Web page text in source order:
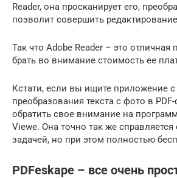
Reader, она просканирует его,
позволит совершить редактирование
Так что Adobe Reader – это отличная
брать во внимание стоимость ее
Кстати, если вы ищите приложение
преобразования текста с фото в
обратить свое внимание на
Viewe. Она точно так же
задачей, но при этом полностью
PDFeskape – все очень